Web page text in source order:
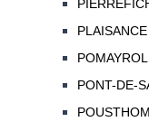
PLAISANCE
PONT-DE-